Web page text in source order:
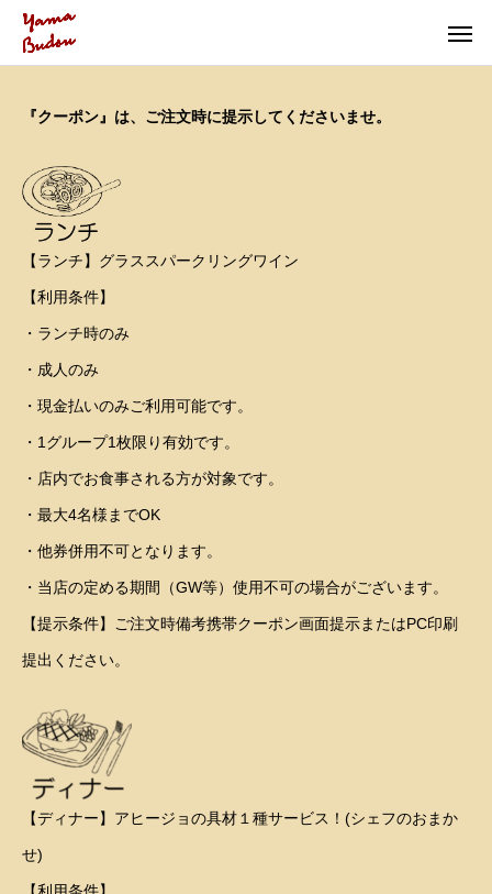
『クーポン』は、ご注文時に提示してくださいませ。
【ランチ】グラススパークリングワイン
【利用条件】
・ランチ時のみ
・成人のみ
・現金払いのみご利用可能です。
・1グループ1枚限り有効です。
・店内でお食事される方が対象です。
・最大4名様までOK
・他券併用不可となります。
・当店の定める期間（GW等）使用不可の場合がございます。
【提示条件】ご注文時備考携帯クーポン画面提示またはPC印刷
提出ください。
【ディナー】アヒージョの具材１種サービス！(シェフのおまか
せ)
【利用条件】